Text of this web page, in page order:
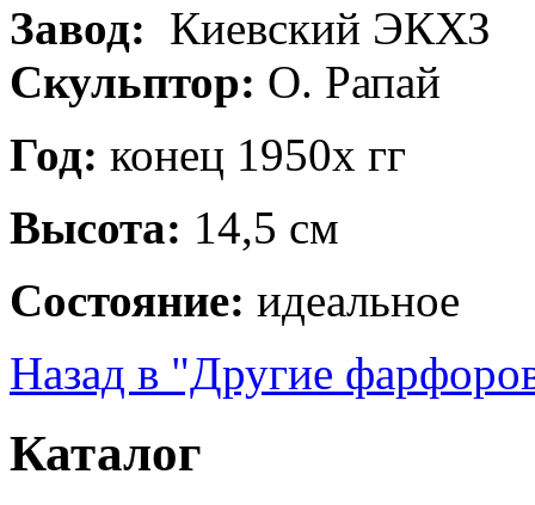
Завод: Киевский ЭКХЗ
Скульптор: О. Рапай
Год: конец 1950х гг
Высота: 14,5 см
Состояние: идеальное
Назад в "Другие
Каталог